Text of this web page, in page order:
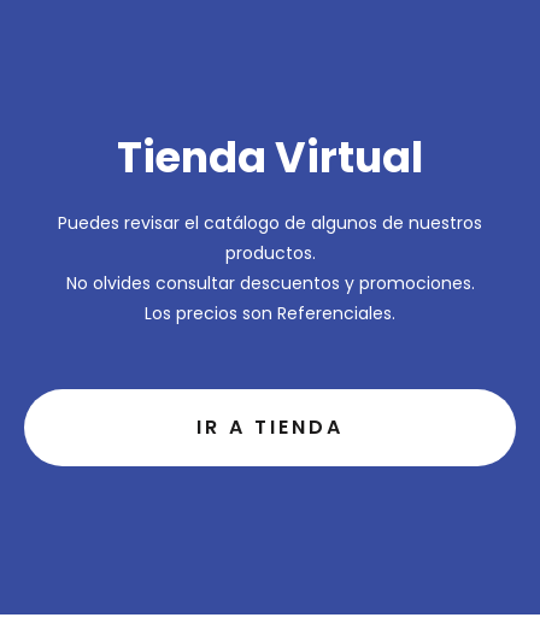
Tienda Virtual
Puedes revisar el catálogo de algunos de nuestros
productos.
No olvides consultar descuentos y promociones.
Los precios son Referenciales.
IR A TIENDA